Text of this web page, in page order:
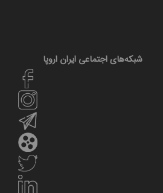
شبکه‌های اجتماعی ایران‌ اروپا